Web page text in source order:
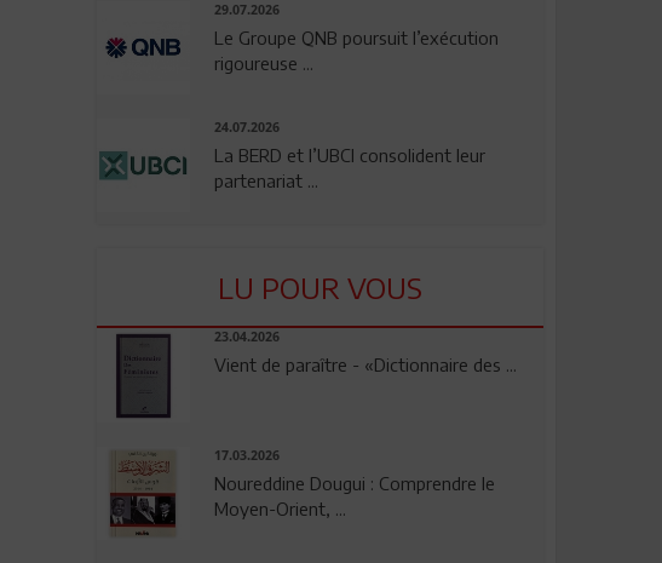
29.07.2026
Le Groupe QNB poursuit l’exécution
rigoureuse ...
24.07.2026
La BERD et l’UBCI consolident leur
partenariat ...
LU POUR VOUS
23.04.2026
Vient de paraître - «Dictionnaire des ...
17.03.2026
Noureddine Dougui : Comprendre le
Moyen-Orient, ...